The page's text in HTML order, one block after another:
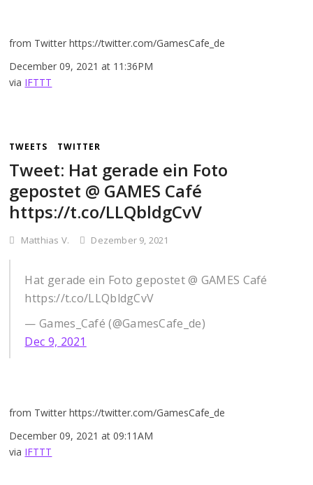
from Twitter https://twitter.com/GamesCafe_de
December 09, 2021 at 11:36PM
via IFTTT
TWEETS TWITTER
Tweet: Hat gerade ein Foto
gepostet @ GAMES Café
https://t.co/LLQbldgCvV
Matthias V. Dezember 9, 2021
Hat gerade ein Foto gepostet @ GAMES Café
https://t.co/LLQbldgCvV
— Games_Café (@GamesCafe_de)
Dec 9, 2021
from Twitter https://twitter.com/GamesCafe_de
December 09, 2021 at 09:11AM
via IFTTT